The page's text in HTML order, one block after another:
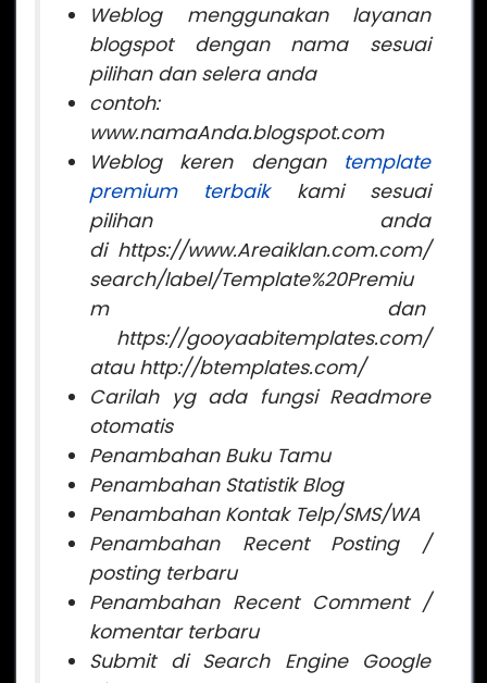
Weblog menggunakan layanan
blogspot dengan nama sesuai
pilihan dan selera anda
contoh:
www.namaAnda.blogspot.com
Weblog keren dengan template
premium terbaikkami sesuai
pilihan anda
di https://www.Areaiklan.com.com/
search/label/Template%20Premiu
m dan
https://gooyaabitemplates.com/
atau http://btemplates.com/
Carilah yg ada fungsi Readmore
otomatis
Penambahan Buku Tamu
Penambahan Statistik Blog
Penambahan Kontak Telp/SMS/WA
Penambahan Recent Posting /
posting terbaru
Penambahan Recent Comment /
komentar terbaru
Submit di Search Engine Google